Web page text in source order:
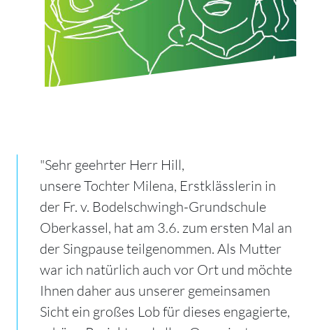
"Sehr geehrter Herr Hill,
unsere Tochter Milena, Erstklässlerin in
der Fr. v. Bodelschwingh-Grundschule
Oberkassel, hat am 3.6. zum ersten Mal an
der Singpause teilgenommen. Als Mutter
war ich natürlich auch vor Ort und möchte
Ihnen daher aus unserer gemeinsamen
Sicht ein großes Lob für dieses engagierte,